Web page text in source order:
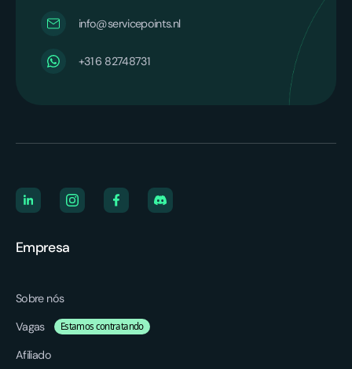
info@servicepoints.nl
+31 6 82748731
Empresa
Sobre nós
Vagas
Estamos contratando
Afiliado